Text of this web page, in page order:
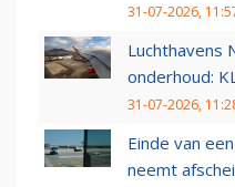
31-07-2026,
Luchthavens
onderhoud:
31-07-2026,
Einde van
neemt